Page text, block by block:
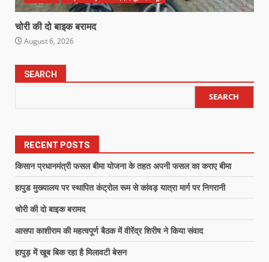
चोरी की दो बाइक बरामद
August 6, 2026
SEARCH
SEARCH
RECENT POSTS
किसान प्रधानमंत्री फसल बीमा योजना के तहत अपनी फसल का कराए बीमा
हापुड मुख्यालय पर स्थापित कंट्रोल रूम से कांवड़ यात्रा मार्ग पर निगरानी
चोरी की दो बाइक बरामद
आसपा काशीराम की महत्वपूर्ण बैठक में वीरेंद्र शिरीष ने किया संवाद
हापुड़ में खूब बिक रहा है मिलावटी बेसन